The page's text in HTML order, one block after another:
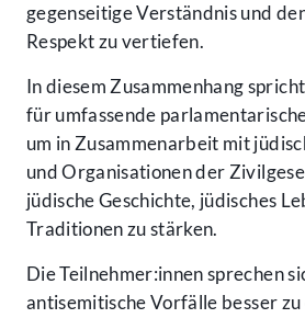
gegenseitige Verständnis und
Respekt zu vertiefen.
In diesem Zusammenhang
für umfassende
um in Zusammenarbeit mit
und Organisationen der
jüdische Geschichte, jüdisches
Traditionen zu stärken.
Die Teilnehmer:innen sprechen
antisemitische Vorfälle besser zu